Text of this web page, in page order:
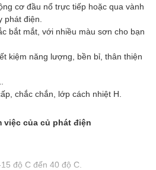
cơ đầu nổ trực tiếp hoặc qua vành
phát điện.
bắt mắt, với nhiều màu sơn cho bạn
kiệm năng lượng, bền bỉ, thân thiện
chắc chắn, lớp cách nhiệt H.
của củ phát điện
độ C đến 40 độ C.